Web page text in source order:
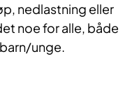
nedlastning eller
noe for alle, både
unge.